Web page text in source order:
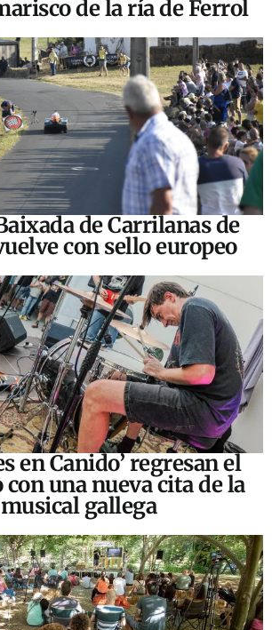
de la ría de Ferrol
de Carrilanas de
con sello europeo
en Canido’ regresan el
con una nueva cita de la
gallega